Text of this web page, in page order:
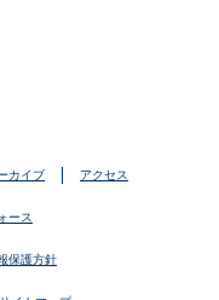
カイブ アクセス
ース
保護方針